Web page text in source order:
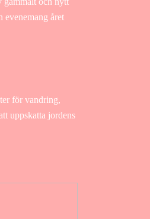
evenemang året
för vandring,
uppskatta jordens